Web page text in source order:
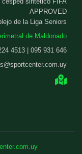
APPROVED
de la Liga Seniors
de Maldonado
4513 | 095 931 646